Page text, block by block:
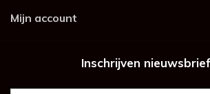
Mijn account
Inschrijven nieuwsbrief